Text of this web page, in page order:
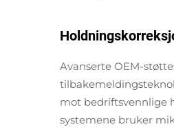
Avanserte OEM-
mot bedriftsvennlige
systemene bruker